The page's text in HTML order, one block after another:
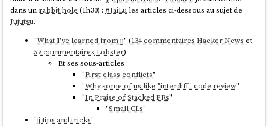
dans unrabbit hole(1h30) : #JaiLules articles ci-dessous au sujet de
Jujutsu.
"What I've learned from jj" (134 commentaires Hacker News et
57 commentaires Lobster)
Et ses sous-articles :
"First-class conflicts"
"Why some of us like "interdiff" code review"
"In Praise of Stacked PRs"
"Small CLs"
"jj tips and tricks"